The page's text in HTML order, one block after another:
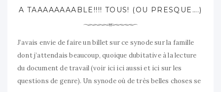
A TAAAAAAAABLE!!!! TOUS! (OU PRESQUE….)
J’avais envie de faire un billet sur ce synode sur la famille
dont j’attendais beaucoup, quoique dubitative à la lecture
du document de travail (voir ici ici aussi et ici sur les
questions de genre). Un synode où de très belles choses se